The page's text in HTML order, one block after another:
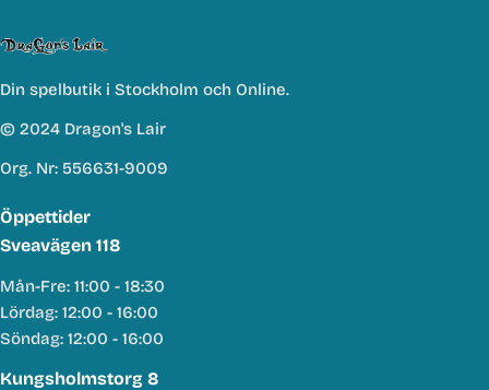
Din spelbutik i Stockholm och Online.
© 2024 Dragon's Lair
Org. Nr: 556631-9009
Öppettider
Sveavägen 118
Mån-Fre: 11:00 - 18:30
Lördag: 12:00 - 16:00
Söndag: 12:00 - 16:00
Kungsholmstorg 8